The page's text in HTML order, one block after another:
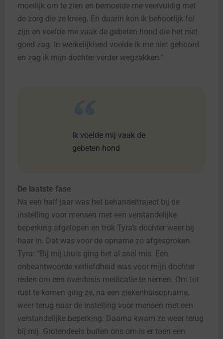
moeilijk om te zien en bemoeide me veelvuldig met
de zorg die ze kreeg. En daarin kon ik behoorlijk fel
zijn en voelde me vaak de gebeten hond die het niet
goed zag. In werkelijkheid voelde ik me niet gehoord
en zag ik mijn dochter verder wegzakken.”
Ik voelde mij vaak de
gebeten hond
De laatste fase
Na een half jaar was het behandeltraject bij de
instelling voor mensen met een verstandelijke
beperking afgelopen en trok Tyra’s dochter weer bij
haar in. Dat was voor de opname zo afgesproken.
Tyra: “Bij mij thuis ging het al snel mis. Een
onbeantwoorde verliefdheid was voor mijn dochter
reden om een overdosis medicatie te nemen. Om tot
rust te komen ging ze, na een ziekenhuisopname,
weer terug naar de instelling voor mensen met een
verstandelijke beperking. Daarna kwam ze weer terug
bij mij. Grotendeels buiten ons om is er toen een